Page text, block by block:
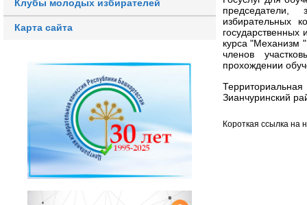
Клубы молодых избирателей
Карта сайта
председатели,
избирательных
государственных
курса "Механизм
членов
прохождении
Зианчуринский
Короткая ссылка на